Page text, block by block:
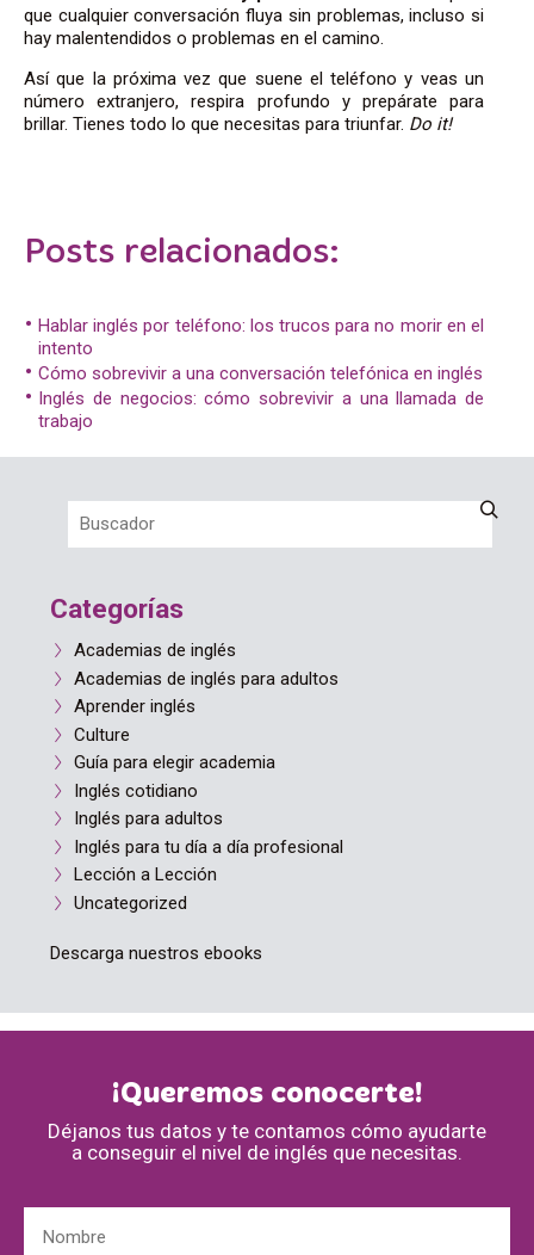
que cualquier conversación fluya sin problemas, incluso si
hay malentendidos o problemas en el camino.
Así que la próxima vez que suene el teléfono y veas un
número extranjero, respira profundo y prepárate para
brillar. Tienes todo lo que necesitas para triunfar. Do it!
Posts relacionados:
Hablar inglés por teléfono: los trucos para no morir en el
intento
Cómo sobrevivir a una conversación telefónica en inglés
Inglés de negocios: cómo sobrevivir a una llamada de
trabajo
Categorías
Academias de inglés
Academias de inglés para adultos
Aprender inglés
Culture
Guía para elegir academia
Inglés cotidiano
Inglés para adultos
Inglés para tu día a día profesional
Lección a Lección
Uncategorized
Descarga nuestros ebooks
¡Queremos conocerte!
Déjanos tus datos y te contamos cómo ayudarte
a conseguir el nivel de inglés que necesitas.